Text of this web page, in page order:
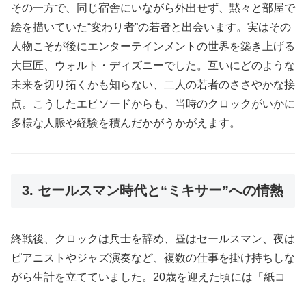
その一方で、同じ宿舎にいながら外出せず、黙々と部屋で
絵を描いていた“変わり者”の若者と出会います。実はその
人物こそが後にエンターテインメントの世界を築き上げる
大巨匠、ウォルト・ディズニーでした。互いにどのような
未来を切り拓くかも知らない、二人の若者のささやかな接
点。こうしたエピソードからも、当時のクロックがいかに
多様な人脈や経験を積んだかがうかがえます。
3. セールスマン時代と“ミキサー”への情熱
終戦後、クロックは兵士を辞め、昼はセールスマン、夜は
ピアニストやジャズ演奏など、複数の仕事を掛け持ちしな
がら生計を立てていました。20歳を迎えた頃には「紙コ